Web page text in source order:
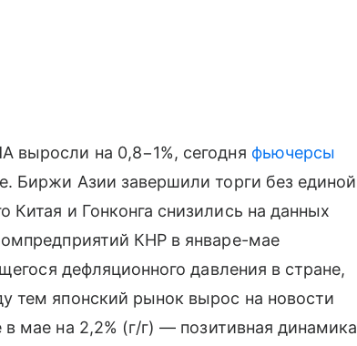
выросли на 0,8−1%, сегодня фьючерсы
Биржи Азии завершили торги без единой
и Гонконга снизились на данных
КНР в январе-мае
дефляционного давления в стране,
тем японский рынок вырос на новости
мае на 2,2% (г/г) — позитивная динамика